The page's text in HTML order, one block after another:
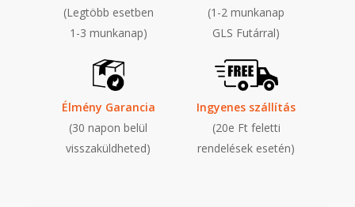
(Legtöbb esetben
1-3 munkanap)
(1-2 munkanap
GLS Futárral)
Élmény Garancia
(30 napon belül
visszaküldheted)
Ingyenes szállítás
(20e Ft feletti
rendelések esetén)